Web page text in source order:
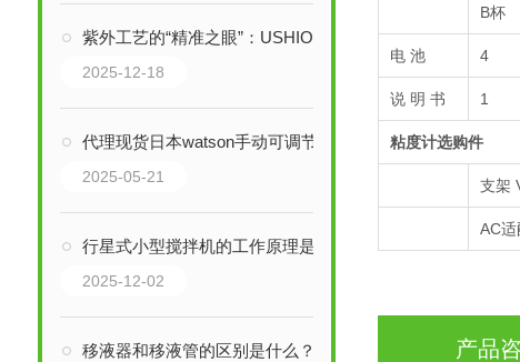
紫外工艺的“精准之眼”：USHIO牛尾照度计如何定义制造的品质基线
2025-12-18
代理现货日本watson手动可调节移液器NT-S2
2025-05-21
行星式小型搅拌机的工作原理是什么
2025-12-02
移液器和移液管的区别是什么？
B杯
电 池 4
说 明 书 1
粘度计选购件
支架
AC适
产品